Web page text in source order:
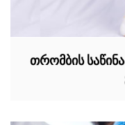
თრომბის